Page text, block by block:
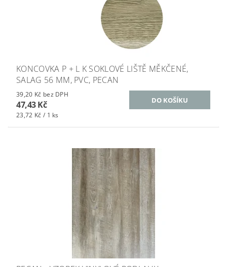
KONCOVKA P + L K SOKLOVÉ LIŠTĚ MĚKČENÉ,
SALAG 56 MM, PVC, PECAN
39,20 Kč bez DPH
47,43 Kč
23,72 Kč / 1 ks